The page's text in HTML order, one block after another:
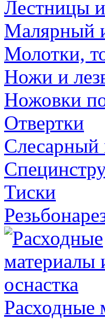
Лестницы
Малярный
Молотки,
Ножи и
Ножовки
Отвертки
Слесарный
Тиски
Расходные